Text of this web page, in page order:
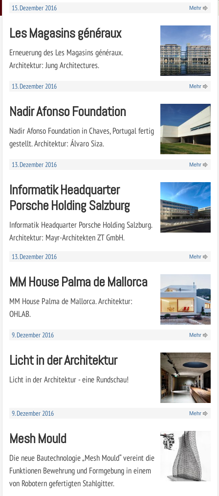
15. Dezember 2016 Mehr
Les Magasins généraux
Erneuerung des Les Magasins généraux.
Architektur: Jung Architectures.
13. Dezember 2016 Mehr
Nadir Afonso Foundation
Nadir Afonso Foundation in Chaves, Portugal fertig
gestellt. Architektur: Álvaro Siza.
13. Dezember 2016 Mehr
Informatik Headquarter
Porsche Holding Salzburg
Informatik Headquarter Porsche Holding Salzburg.
Architektur: Mayr-Architekten ZT GmbH.
13. Dezember 2016 Mehr
MM House Palma de Mallorca
MM House Palma de Mallorca. Architektur:
OHLAB.
9. Dezember 2016 Mehr
Licht in der Architektur
Licht in der Architektur - eine Rundschau!
9. Dezember 2016 Mehr
Mesh Mould
Die neue Bautechnologie „Mesh Mould“ vereint die
Funktionen Bewehrung und Formgebung in einem
von Robotern gefertigten Stahlgitter.